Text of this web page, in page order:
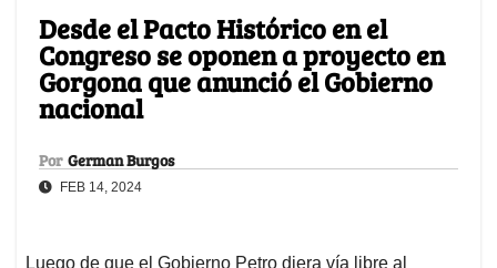
Desde el Pacto Histórico en el
Congreso se oponen a proyecto en
Gorgona que anunció el Gobierno
nacional
Por German Burgos
FEB 14, 2024
Luego de que el Gobierno Petro diera vía libre al